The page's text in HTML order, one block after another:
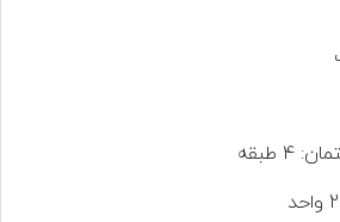
طبقه